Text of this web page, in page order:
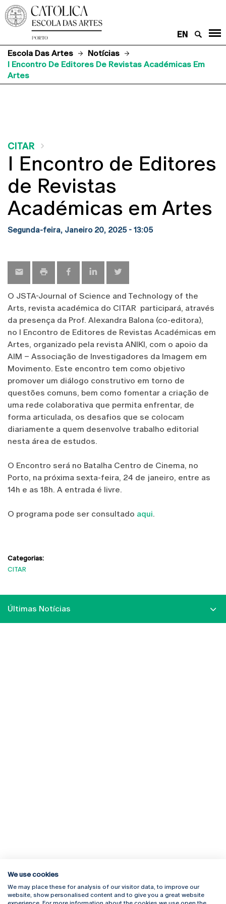
EN
Escola Das Artes
Notícias
I Encontro De Editores De Revistas Académicas Em
Artes
CITAR
I Encontro de Editores
de Revistas
Académicas em Artes
Segunda-feira, Janeiro 20, 2025 - 13:05
O JSTA-Journal of Science and Technology of the
Arts, revista académica do CITAR participará, através
da presença da Prof. Alexandra Balona (co-editora),
no I Encontro de Editores de Revistas Académicas em
Artes, organizado pela revista ANIKI, com o apoio da
AIM – Associação de Investigadores da Imagem em
Movimento. Este encontro tem como objetivo
promover um diálogo construtivo em torno de
questões comuns, bem como fomentar a criação de
uma rede colaborativa que permita enfrentar, de
forma articulada, os desafios que se colocam
diariamente a quem desenvolve trabalho editorial
nesta área de estudos.
O Encontro será no Batalha Centro de Cinema, no
Porto, na próxima sexta-feira, 24 de janeiro, entre as
14h e as 18h. A entrada é livre.
O programa pode ser consultado aqui.
Categorias:
CITAR
Últimas Notícias
Rua Diogo Botelho 1327
4169-005 Porto
Campus Online
Webmail
We use cookies
We may place these for analysis of our visitor data, to improve our
website, show personalised content and to give you a great website